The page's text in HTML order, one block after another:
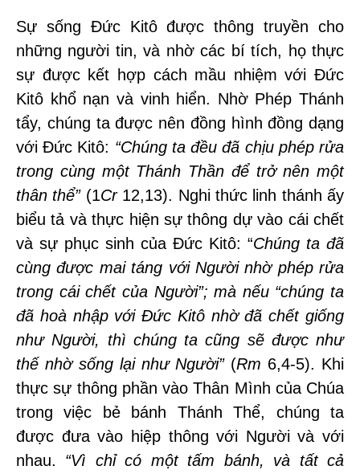
Sự sống Đức Kitô được thông truyền cho
những người tin, và nhờ các bí tích, họ thực
sự được kết hợp cách mầu nhiệm với Đức
Kitô khổ nạn và vinh hiển. Nhờ Phép Thánh
tẩy, chúng ta được nên đồng hình đồng dạng
với Đức Kitô: “Chúng ta đều đã chịu phép rửa
trong cùng một Thánh Thần để trở nên một
thân thể”(1Cr12,13). Nghi thức linh thánh ấy
biểu tả và thực hiện sự thông dự vào cái chết
và sự phục sinh của Đức Kitô: “Chúng ta đã
cùng được mai táng với Người nhờ phép rửa
trong cái chết của Người”; mà nếu “chúng ta
đã hoà nhập với Đức Kitô nhờ đã chết giống
như Người, thì chúng ta cũng sẽ được như
thế nhờ sống lại như Người”(Rm 6,4-5). Khi
thực sự thông phần vào Thân Mình của Chúa
trong việc bẻ bánh Thánh Thể, chúng ta
được đưa vào hiệp thông với Người và với
nhau. “Vì chỉ có một tấm bánh, và tất cả